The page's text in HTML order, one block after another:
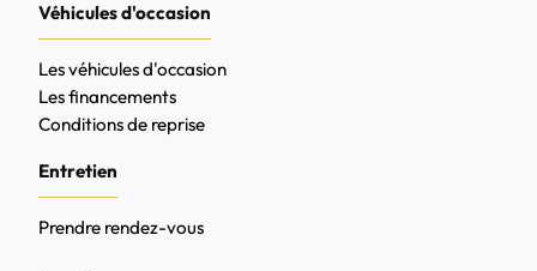
Véhicules d'occasion
Les véhicules d'occasion
Les financements
Conditions de reprise
Entretien
Prendre rendez-vous